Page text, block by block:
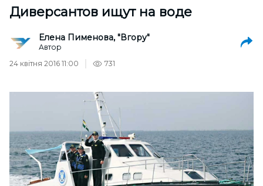
Диверсантов ищут на воде
Елена Пименова, "Вгору"
Автор
24 квітня 2016 11:00
731